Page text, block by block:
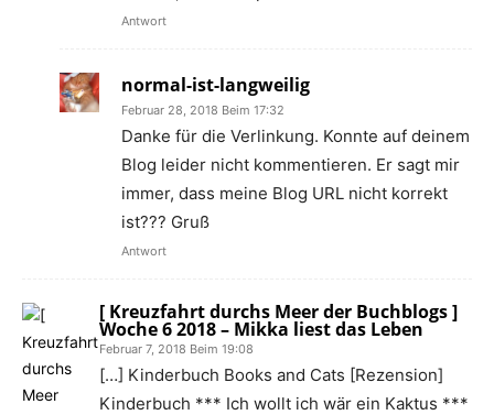
Antwort
normal-ist-langweilig
Februar 28, 2018 Beim 17:32
Danke für die Verlinkung. Konnte auf deinem
Blog leider nicht kommentieren. Er sagt mir
immer, dass meine Blog URL nicht korrekt
ist??? Gruß
Antwort
[ Kreuzfahrt durchs Meer der Buchblogs ]
Woche 6 2018 – Mikka liest das Leben
Februar 7, 2018 Beim 19:08
[…] Kinderbuch Books and Cats [Rezension]
Kinderbuch *** Ich wollt ich wär ein Kaktus ***